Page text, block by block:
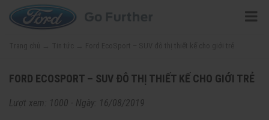
FORD ECOSPORT – SUV ĐÔ THỊ THIẾT KẾ CHO GIỚI TRẺ
Lượt xem: 1000 - Ngày: 16/08/2019